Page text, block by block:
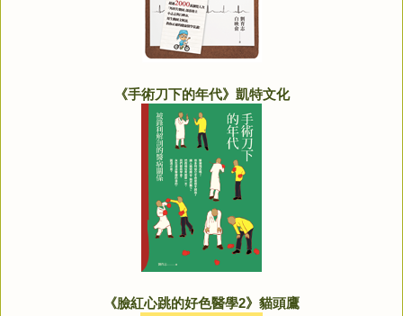
《手術刀下的年代》凱特文化
《臉紅心跳的好色醫學2》貓頭鷹